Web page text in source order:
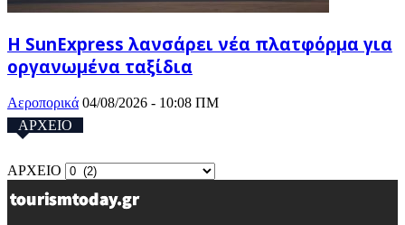
Η SunExpress λανσάρει νέα πλατφόρμα για
οργανωμένα ταξίδια
Αεροπορικά 04/08/2026 - 10:08 ΠΜ
ΑΡΧΕΙΟ
ΑΡΧΕΙΟ